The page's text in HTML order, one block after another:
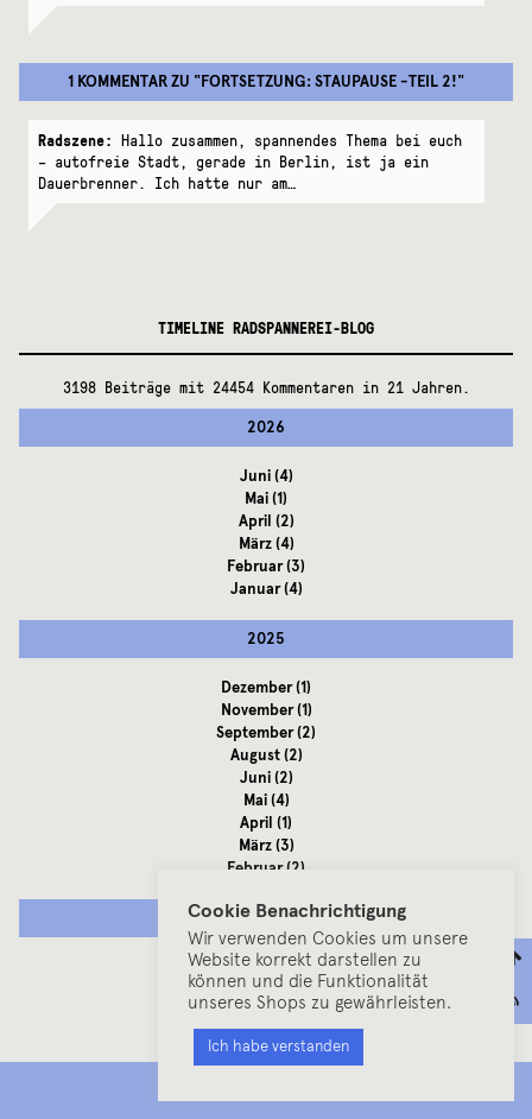
1 KOMMENTARZU "FORTSETZUNG: STAUPAUSE -TEIL 2!"
Radszene: Hallo zusammen, spannendes Thema bei euch
– autofreie Stadt, gerade in Berlin, ist ja ein
Dauerbrenner. Ich hatte nur am…
TIMELINE RADSPANNEREI-BLOG
3198 Beiträge mit 24454 Kommentaren in 21 Jahren.
2026
Juni(4)
Mai(1)
April (2)
März(4)
Februar(3)
Januar(4)
2025
Dezember(1)
November(1)
September(2)
August(2)
Juni(2)
Mai(4)
April (1)
März(3)
Februar(2)
2024
Dezember(2)
November(2)
September(4)
August(2)
Juli (1)
Mai(1)
Cookie Benachrichtigung
Wir verwenden Cookies um unsere
Website korrekt darstellen zu
können und die Funktionalität
unseres Shops zu gewährleisten.
Ich habe verstanden